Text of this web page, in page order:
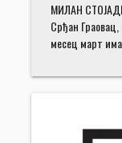
МИЛАН
Срђан
месец март